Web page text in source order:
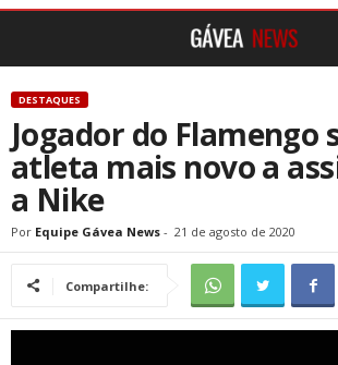
DESTAQUES
Jogador do Flamengo
atleta mais novo a
a Nike
Por Equipe Gávea News - 21 de agosto de 2020
Compartilhe: